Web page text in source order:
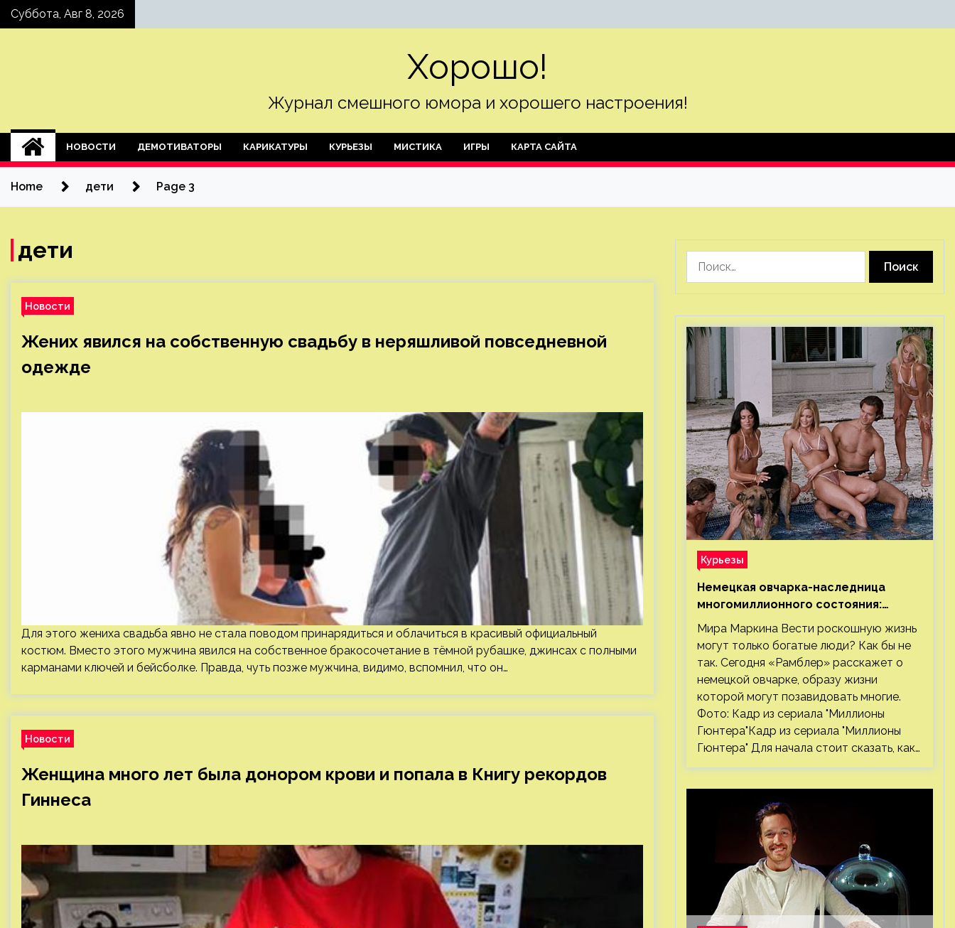
SkipСуббота, Авг 8, 2026
Хорошо!
Журнал смешного юмора и хорошего настроения!
НОВОСТИ ДЕМОТИВАТОРЫ КАРИКАТУРЫ КУРЬЕЗЫ МИСТИКА ИГРЫ КАРТА САЙТА
Home дети Page 3
дети
Новости
Жених явился на собственную свадьбу в неряшливой повседневной
одежде
Для этого жениха свадьба явно не стала поводом принарядиться и облачиться в красивый официальный
костюм. Вместо этого мужчина явился на собственное бракосочетание в тёмной рубашке, джинсах с полными
карманами ключей и бейсболке. Правда, чуть позже мужчина, видимо, вспомнил, что он…
Новости
Женщина много лет была донором крови и попала в Книгу рекордов
Гиннеса
Курьезы
Немецкая овчарка-наследница
многомиллионного состояния:
правда или миф
Мира Маркина Вести роскошную жизнь
могут только богатые люди? Как бы не
так. Сегодня «Рамблер» расскажет о
немецкой овчарке, образу жизни
которой могут позавидовать многие.
Фото: Кадр из сериала "Миллионы
Гюнтера"Кадр из сериала "Миллионы
Гюнтера" Для начала стоит сказать, как…